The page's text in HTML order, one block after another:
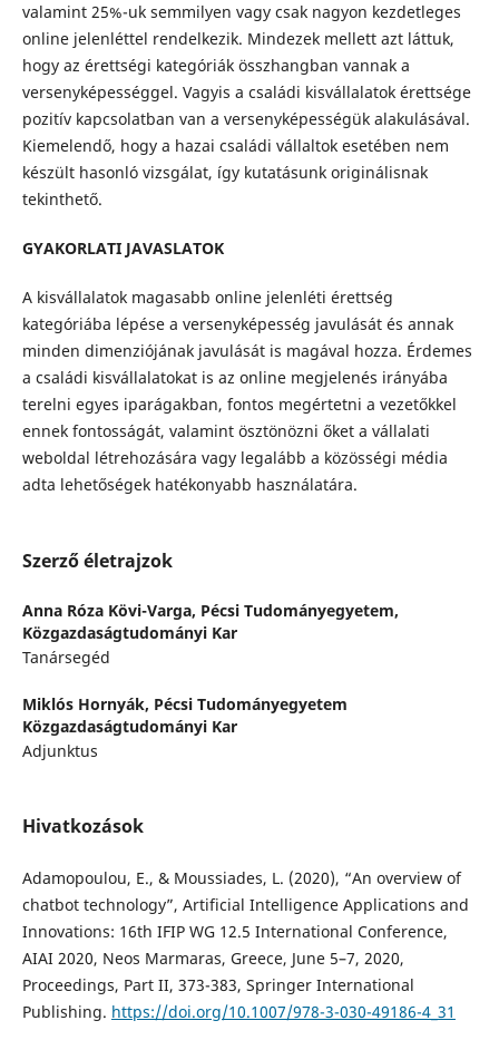
valamint 25%-uk semmilyen vagy csak nagyon kezdetleges
online jelenléttel rendelkezik. Mindezek mellett azt láttuk,
hogy az érettségi kategóriák összhangban vannak a
versenyképességgel. Vagyis a családi kisvállalatok érettsége
pozitív kapcsolatban van a versenyképességük alakulásával.
Kiemelendő, hogy a hazai családi vállaltok esetében nem
készült hasonló vizsgálat, így kutatásunk originálisnak
tekinthető.
GYAKORLATI JAVASLATOK
A kisvállalatok magasabb online jelenléti érettség
kategóriába lépése a versenyképesség javulását és annak
minden dimenziójának javulását is magával hozza. Érdemes
a családi kisvállalatokat is az online megjelenés irányába
terelni egyes iparágakban, fontos megértetni a vezetőkkel
ennek fontosságát, valamint ösztönözni őket a vállalati
weboldal létrehozására vagy legalább a közösségi média
adta lehetőségek hatékonyabb használatára.
Szerző életrajzok
Anna Róza Kövi-Varga, Pécsi Tudományegyetem,
Közgazdaságtudományi Kar
Tanársegéd
Miklós Hornyák, Pécsi Tudományegyetem
Közgazdaságtudományi Kar
Adjunktus
Hivatkozások
Adamopoulou, E., & Moussiades, L. (2020), “An overview of
chatbot technology”, Artificial Intelligence Applications and
Innovations: 16th IFIP WG 12.5 International Conference,
AIAI 2020, Neos Marmaras, Greece, June 5–7, 2020,
Proceedings, Part II, 373-383, Springer International
Publishing. https://doi.org/10.1007/978-3-030-49186-4_31